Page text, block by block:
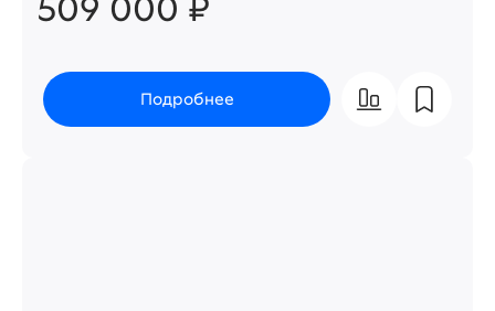
Подробнее